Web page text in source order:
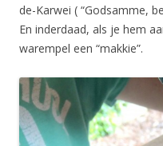
de-Karwei ( “Godsamme,
En inderdaad, als je hem
warempel een “makkie”.